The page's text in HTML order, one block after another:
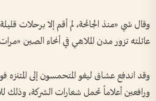
وقال شي «منذ الجائحة، لم أقم إلا برحلات
عائلته تزور مدن الملاهي في أنحاء الصين
وقد اندفع عشاق ليغو المتحمسون إلى المتنزه
ورافعين أعلاماً تحمل شعارات الشركة، وذلك